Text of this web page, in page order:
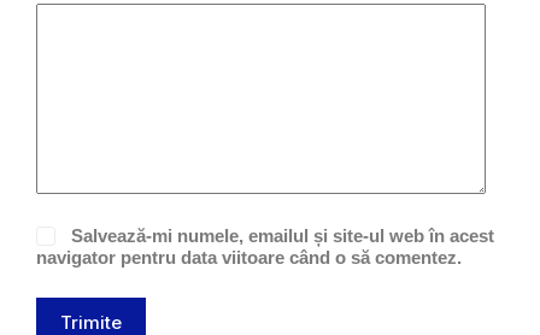
Salvează-mi numele, emailul și site-ul web în acest
navigator pentru data viitoare când o să comentez.
Trimite